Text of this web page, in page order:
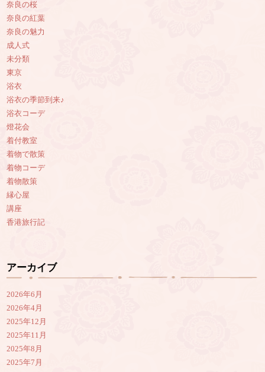
奈良の桜
奈良の紅葉
奈良の魅力
成人式
未分類
東京
浴衣
浴衣の季節到来♪
浴衣コーデ
燈花会
着付教室
着物で散策
着物コーデ
着物散策
縁心屋
講座
香港旅行記
アーカイブ
2026年6月
2026年4月
2025年12月
2025年11月
2025年8月
2025年7月